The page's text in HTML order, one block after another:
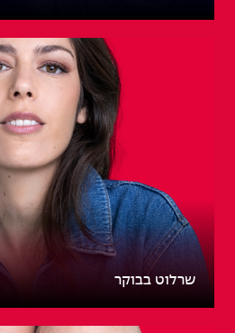
שרלוט בבוקר